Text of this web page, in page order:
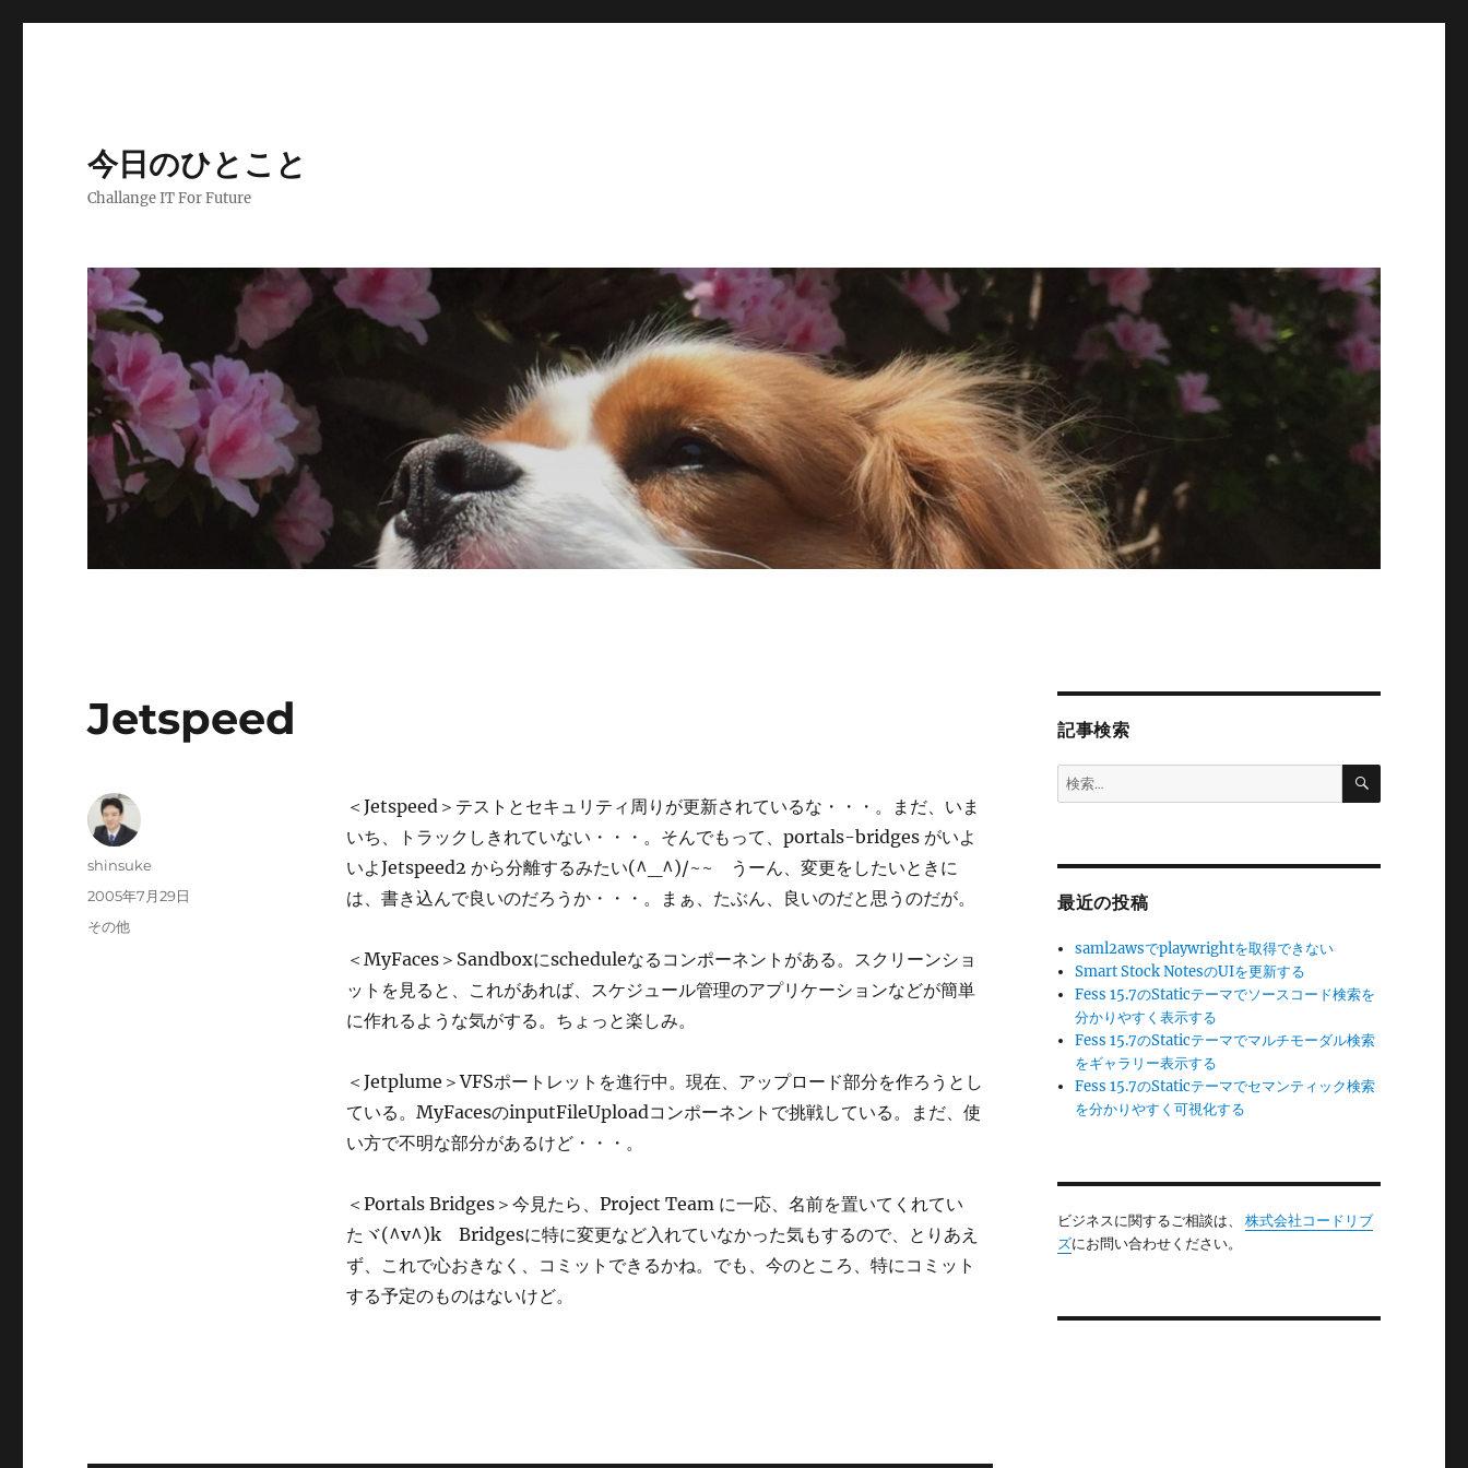
今日のひとこと
Challange IT For Future
Jetspeed
＜Jetspeed＞テストとセキュリティ周りが更新されているな・・・。まだ、いま
いち、トラックしきれていない・・・。そんでもって、portals-bridges がいよ
いよJetspeed2 から分離するみたい(^_^)/~~ うーん、変更をしたいときに
は、書き込んで良いのだろうか・・・。まぁ、たぶん、良いのだと思うのだが。
＜MyFaces＞Sandboxにscheduleなるコンポーネントがある。スクリーンショ
ットを見ると、これがあれば、スケジュール管理のアプリケーションなどが簡単
に作れるような気がする。ちょっと楽しみ。
＜Jetplume＞VFSポートレットを進行中。現在、アップロード部分を作ろうとし
ている。MyFacesのinputFileUploadコンポーネントで挑戦している。まだ、使
い方で不明な部分があるけど・・・。
＜Portals Bridges＞今見たら、Project Team に一応、名前を置いてくれてい
たヾ(^v^)k Bridgesに特に変更など入れていなかった気もするので、とりあえ
ず、これで心おきなく、コミットできるかね。でも、今のところ、特にコミット
する予定のものはないけど。
投
shinsuke
投
2005年7月29日
カ
その他
記事検索
検
索:
検
最近の投稿
saml2awsでplaywrightを取得できない
Smart Stock NotesのUIを更新する
Fess 15.7のStaticテーマでソースコード検索を
分かりやすく表示する
Fess 15.7のStaticテーマでマルチモーダル検索
をギャラリー表示する
Fess 15.7のStaticテーマでセマンティック検索
を分かりやすく可視化する
ビジネスに関するご相談は、 株式会社コードリブ
ズにお問い合わせください。